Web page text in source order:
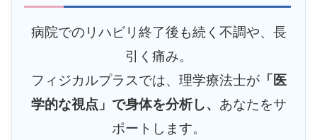
病院でのリハビリ終了後も続く不調や、長
引く痛み。
フィジカルプラスでは、理学療法士が「医
学的な視点」で身体を分析し、 あなたをサ
ポートします。